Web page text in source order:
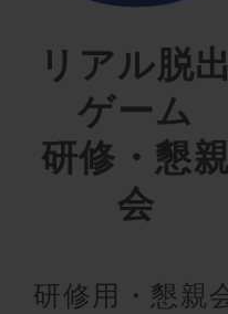
リアル脱
ゲーム
研修・懇
会
研修用・懇親